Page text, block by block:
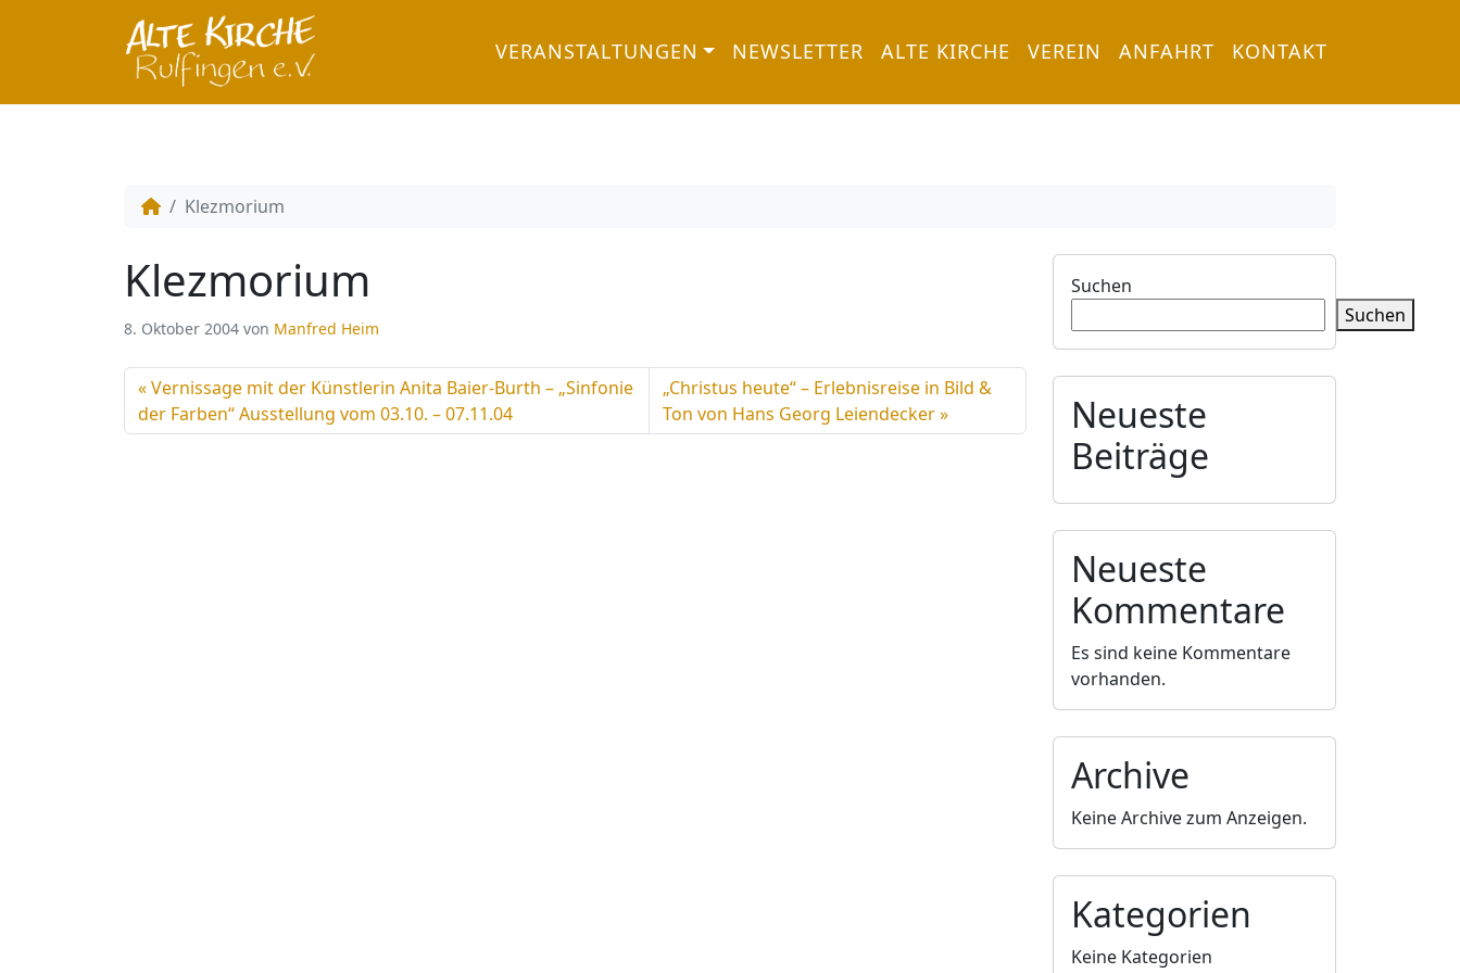
VERANSTALTUNGEN NEWSLETTER ALTE KIRCHE VEREIN ANFAHRT KONTAKT
Klezmorium
Klezmorium
8. Oktober 2004 von Manfred Heim
Vernissage mit der Künstlerin Anita Baier-Burth – „Sinfonie
der Farben“ Ausstellung vom 03.10. – 07.11.04
„Christus heute“ – Erlebnisreise in Bild &
Ton von Hans Georg Leiendecker
Suchen
Suchen
Neueste
Beiträge
Neueste
Kommentare
Es sind keine Kommentare
vorhanden.
Archive
Keine Archive zum Anzeigen.
Kategorien
Keine Kategorien